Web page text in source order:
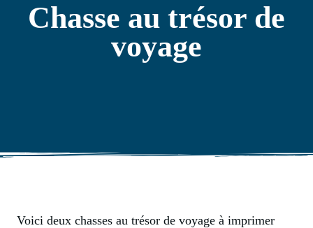
Chasse au trésor de
voyage
Voici deux chasses au trésor de voyage à imprimer